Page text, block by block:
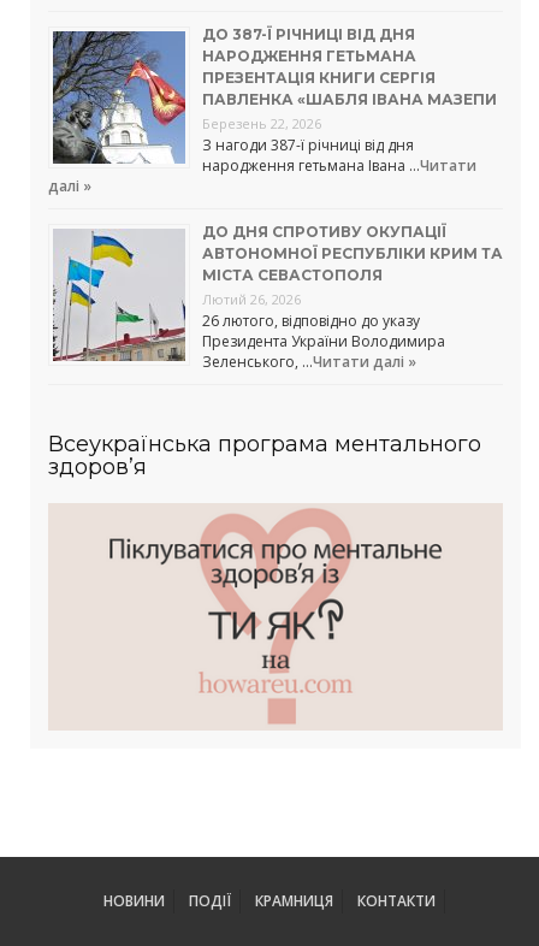
ДО 387-Ї РІЧНИЦІ ВІД ДНЯ
НАРОДЖЕННЯ ГЕТЬМАНА
ПРЕЗЕНТАЦІЯ КНИГИ СЕРГІЯ
ПАВЛЕНКА «ШАБЛЯ ІВАНА МАЗЕПИ
Березень 22, 2026
З нагоди 387-ї річниці від дня
народження гетьмана Івана …Читати
далі »
ДО ДНЯ СПРОТИВУ ОКУПАЦІЇ
АВТОНОМНОЇ РЕСПУБЛІКИ КРИМ ТА
МІСТА СЕВАСТОПОЛЯ
Лютий 26, 2026
26 лютого, відповідно до указу
Президента України Володимира
Зеленського, …Читати далі »
Всеукраїнська програма ментального
здоров’я
НОВИНИ ПОДІЇ КРАМНИЦЯ КОНТАКТИ